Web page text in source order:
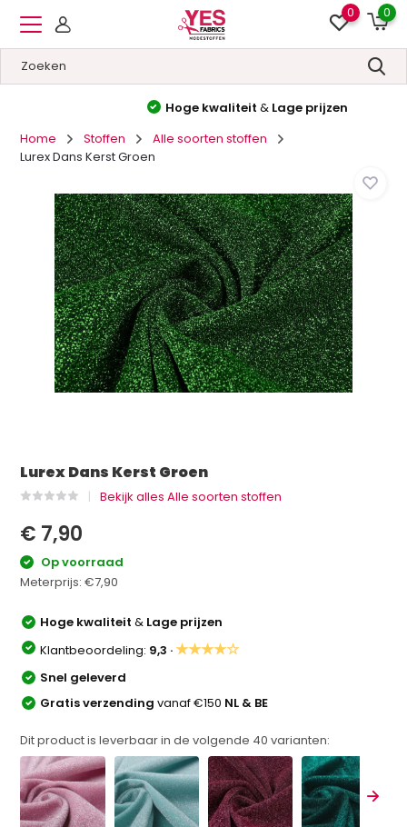
0 0
Hoge kwaliteit&Lage prijzen
Home
Stoffen
Alle soorten stoffen
Lurex Dans Kerst Groen
Lurex Dans Kerst Groen
Bekijk alles Alle soorten stoffen
€ 7,90
Op voorraad
Meterprijs:€7,90
Hoge kwaliteit& Lage prijzen
Klantbeoordeling: 9,3 ·★★★★☆
Snel geleverd
Gratis verzendingvanaf €150 NL & BE
Dit product is leverbaar in de volgende 40 varianten: